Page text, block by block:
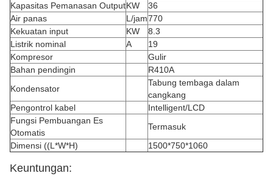
Kapasitas Pemanasan OutputKW
36
Air panas
L/jam770
Kekuatan input
KW
8.3
Listrik nominal
A
19
Kompresor
Gulir
Bahan pendingin
R410A
Kondensator
Tabung tembaga dalam
cangkang
Pengontrol kabel
Intelligent/LCD
Fungsi Pembuangan Es
Otomatis
Termasuk
Dimensi ((L*W*H)
1500*750*1060
Keuntungan: